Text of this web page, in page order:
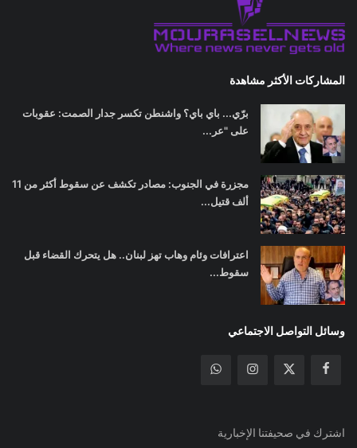
المشاركات الأكثر مشاهدة
برّي... باي باي؟ واشنطن تكسر جدار الصمت: عقوبات
على "عر...
مجزرة في الجنوب: مصادر تكشف عن سقوط أكثر من 11
ألف قتيل...
اعترافات وئام وهاب تهز لبنان.. هل يتحرك القضاء قبل
سقوط...
وسائل التواصل الاجتماعي
اشترك في صحيفتنا الإخبارية